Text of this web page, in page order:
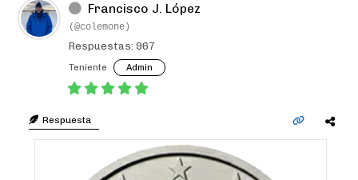
Francisco J. López
(@colemone)
Respuestas: 967
Teniente Admin
Respuesta